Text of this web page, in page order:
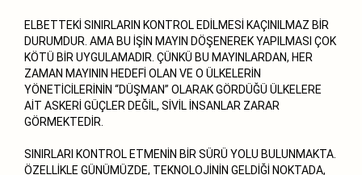
ELBETTEKİ SINIRLARIN KONTROL EDİLMESİ KAÇINILMAZ BİR
DURUMDUR. AMA BU İŞİN MAYIN DÖŞENEREK YAPILMASI ÇOK
KÖTÜ BİR UYGULAMADIR. ÇÜNKÜ BU MAYINLARDAN, HER
ZAMAN MAYININ HEDEFİ OLAN VE O ÜLKELERİN
YÖNETİCİLERİNİN “DÜŞMAN” OLARAK GÖRDÜĞÜ ÜLKELERE
AİT ASKERİ GÜÇLER DEĞİL, SİVİL İNSANLAR ZARAR
GÖRMEKTEDİR.
SINIRLARI KONTROL ETMENİN BİR SÜRÜ YOLU BULUNMAKTA.
ÖZELLİKLE GÜNÜMÜZDE, TEKNOLOJİNİN GELDİĞİ NOKTADA,